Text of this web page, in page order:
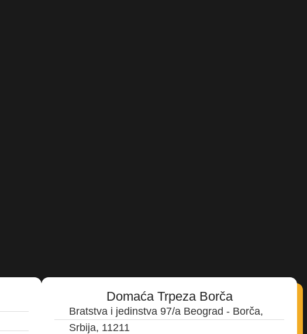
Domaća Trpeza Borča
Bratstva i jedinstva 97/a Beograd - Borča,
Srbija, 11211